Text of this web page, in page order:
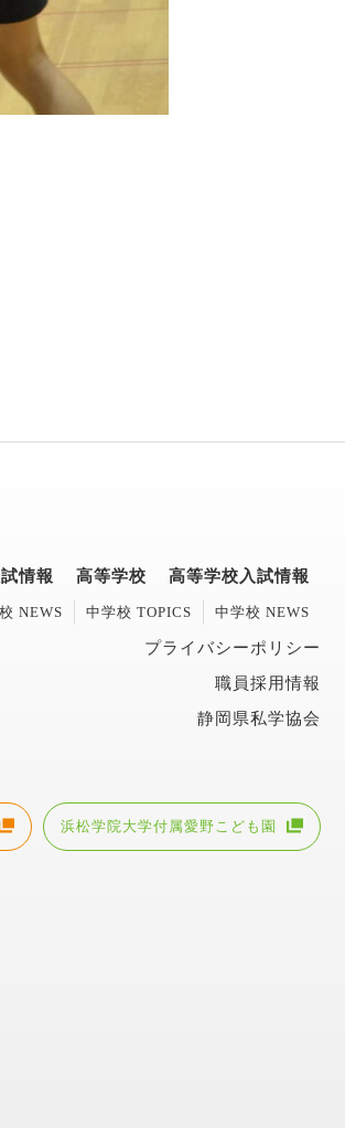
情報 高等学校 高等学校入試情報
NEWS 中学校 TOPICS 中学校 NEWS
プライバシーポリシー
職員採用情報
静岡県私学協会
浜松学院大学付属愛野こども園